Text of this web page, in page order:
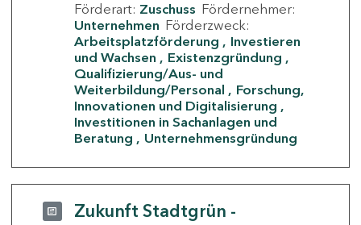
Förderart: Zuschuss Fördernehmer:
Unternehmen Förderzweck:
Arbeitsplatzförderung
Investieren
und Wachsen
Existenzgründung
Qualifizierung/Aus- und
Weiterbildung/Personal
Forschung,
Innovationen und Digitalisierung
Investitionen in Sachanlagen und
Beratung
Unternehmensgründung
Zukunft Stadtgrün -